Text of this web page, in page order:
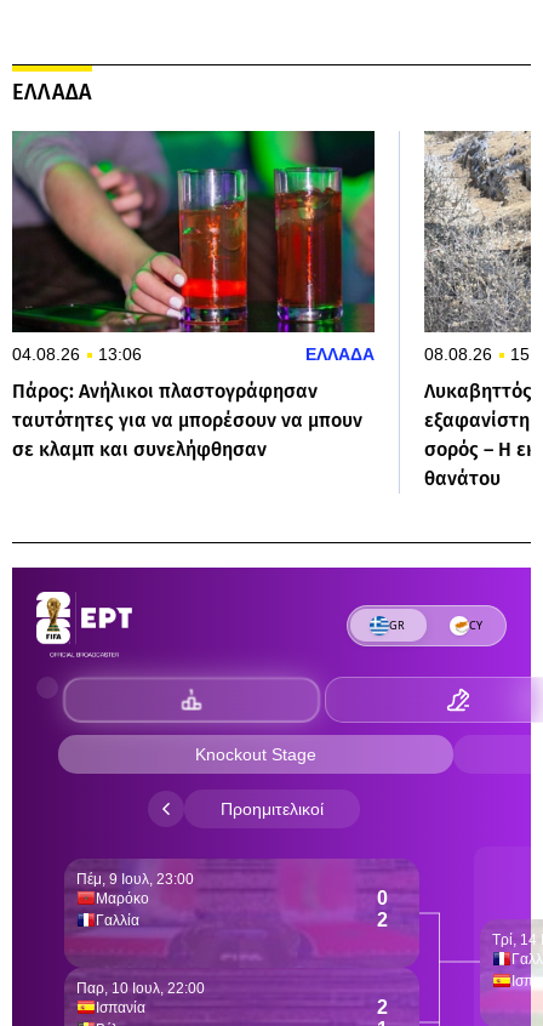
ΕΛΛΑΔΑ
04.08.26 13:06 ΕΛΛΑΔΑ
Πάρος: Ανήλικοι πλαστογράφησαν
ταυτότητες για να μπορέσουν να μπουν
σε κλαμπ και συνελήφθησαν
08.08.26
Λυκαβηττός:
σορός – Η
θανάτου